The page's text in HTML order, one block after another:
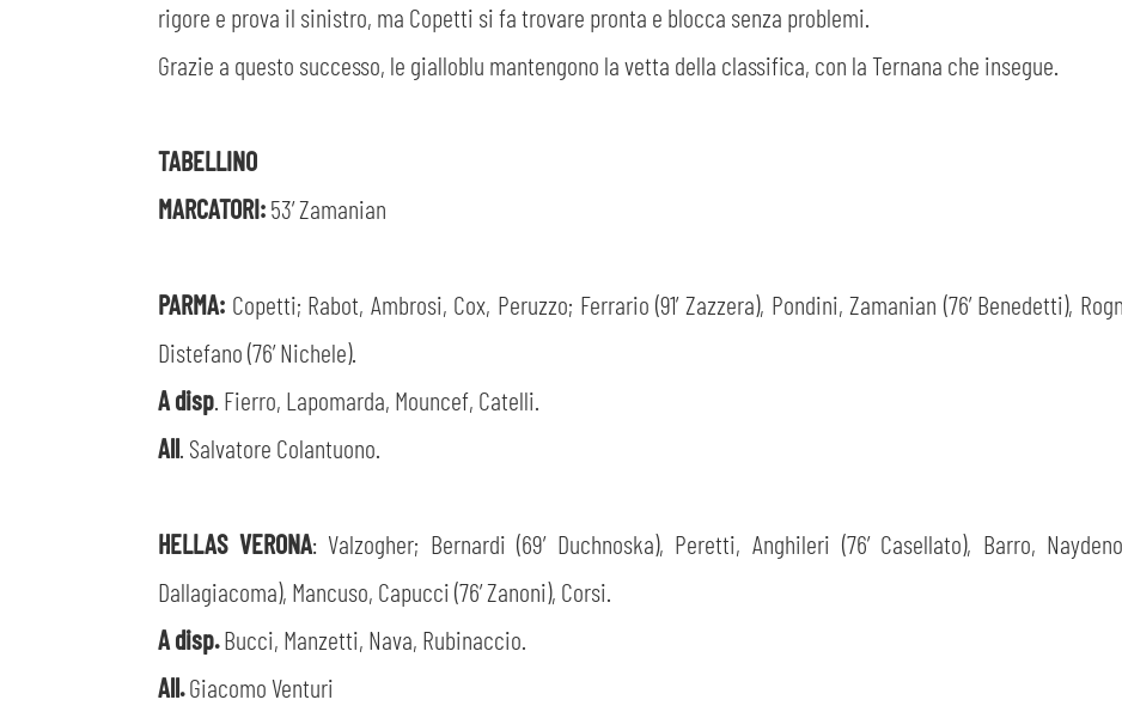
rigore e prova il sinistro, ma Copetti si fa trovare pronta e blocca senza problemi.
Grazie a questo successo, le gialloblu mantengono la vetta della classifica, con la Ternana che insegue.
TABELLINO
MARCATORI:53’ Zamanian
PARMA: Copetti; Rabot, Ambrosi, Cox, Peruzzo; Ferrario (91’ Zazzera), Pondini, Zamanian (76’ Benedetti),
Distefano (76’ Nichele).
A disp . Fierro, Lapomarda, Mouncef, Catelli.
All . Salvatore Colantuono.
HELLAS VERONA: Valzogher; Bernardi (69’ Duchnoska), Peretti, Anghileri (76’ Casellato), Barro,
Dallagiacoma), Mancuso, Capucci (76’ Zanoni), Corsi.
A disp.Bucci, Manzetti, Nava, Rubinaccio.
All.Giacomo Venturi